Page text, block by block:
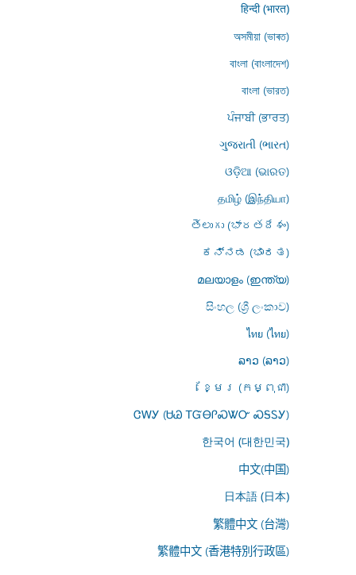
हिन्दी (भारत)
অসমীয়া (ভাৰত)
বাংলা (বাংলাদেশ)
বাংলা (ভারত)
ਪੰਜਾਬੀ (ਭਾਰਤ)
ગુજરાતી (ભારત)
ଓଡ଼ିଆ (ଭାରତ)
தமிழ் (இந்தியா)
తెలుగు (భారతదేశం)
ಕನ್ನಡ (ಭಾರತ)
മലയാളം (ഇന്ത്യ)
සිංහල (ශ්‍රී ලංකාව)
ไทย (ไทย)
ລາວ (ລາວ)
ខ្មែរ (កម្ពុជា)
ᏣᎳᎩ (ᏌᏊ ᎢᏳᎾᎵᏍᏔᏅ ᏍᎦᏚᎩ)
한국어 (대한민국)
中文(中国)
日本語 (日本)
繁體中文 (台灣)
繁體中文 (香港特別行政區)